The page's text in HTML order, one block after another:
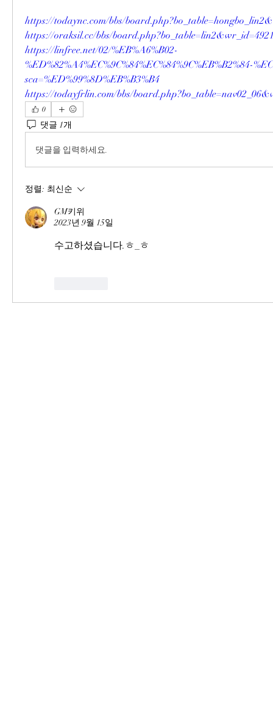
https://todaync.com/bbs/
https://oraksil.cc/bbs/
https://linfree.net/02/%EB%A6%B02-
%ED%82%A4%EC%9C%84%EC%84%9C%EB%B2%84-
sca=%ED%99%8D%EB%B3%B4
https://todayfrlin.com/bbs/
0
댓글 1개
댓글을 입력하세요.
정렬: 최신순
GM키위
2023년 9월 15일
수고하셨습니다.ㅎ_ㅎ